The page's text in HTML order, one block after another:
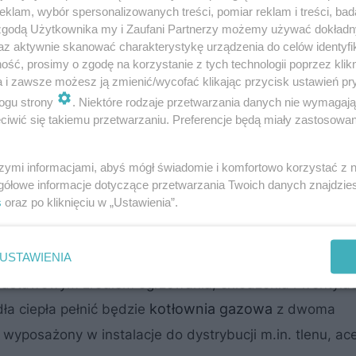
automatyki przemysłowej i napędów
urządzeń służących do pośredniego łączenia
w sąsiedztwie istniejącej i przyczyni się do
i podniesienia efektywność.
pracy
systemów BHP oraz ergonomicznych
źródłem ogrzewania, chłodzenia i
ciepła pełnić będzie kotłownia gazowa z dwoma
w instalacje do dystrybucji m.in. tlenu,
wybór spersonalizowanych treści, pomiar reklam i treści,
Użytkownika my i Zaufani Partnerzy możemy używać
aktywnie skanować charakterystykę urządzenia do celów
prosimy o zgodę na korzystanie z tych technologii poprzez
i zawsze możesz ją zmienić/wycofać klikając przycisk ustawień
strony
. Niektóre rodzaje przetwarzania danych nie
się takiemu przetwarzaniu. Preferencje będą miały
informacjami, abyś mógł świadomie i komfortowo korzystać z
informacje dotyczące przetwarzania Twoich danych
oraz po kliknięciu w „Ustawienia”.
USTAWIENIA